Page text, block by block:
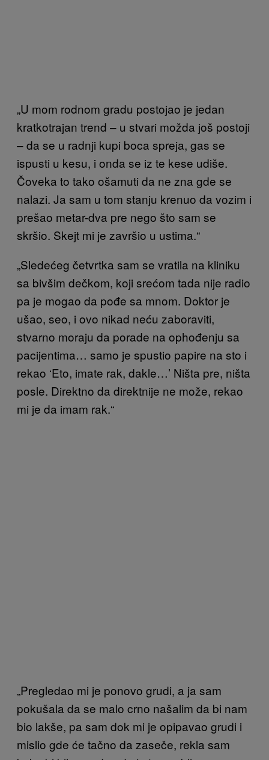
„U mom rodnom gradu postojao je jedan
kratkotrajan trend – u stvari možda još postoji
– da se u radnji kupi boca spreja, gas se
ispusti u kesu, i onda se iz te kese udiše.
Čoveka to tako ošamuti da ne zna gde se
nalazi. Ja sam u tom stanju krenuo da vozim i
prešao metar-dva pre nego što sam se
skršio. Skejt mi je završio u ustima.“
„Sledećeg četvrtka sam se vratila na kliniku
sa bivšim dečkom, koji srećom tada nije radio
pa je mogao da pođe sa mnom. Doktor je
ušao, seo, i ovo nikad neću zaboraviti,
stvarno moraju da porade na ophođenju sa
pacijentima… samo je spustio papire na sto i
rekao ‘Eto, imate rak, dakle…’ Ništa pre, ništa
posle. Direktno da direktnije ne može, rekao
mi je da imam rak.“
„Pregledao mi je ponovo grudi, a ja sam
pokušala da se malo crno našalim da bi nam
bio lakše, pa sam dok mi je opipavao grudi i
mislio gde će tačno da zaseče, rekla sam